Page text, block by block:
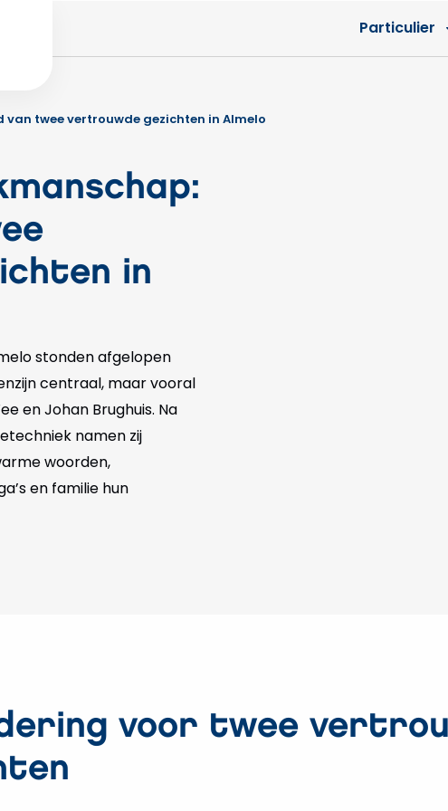
Particulier
twee vertrouwde gezichten in Almelo
in
stonden afgelopen
centraal, maar vooral
en Johan Brughuis. Na
namen zij
woorden,
en familie hun
voor twee